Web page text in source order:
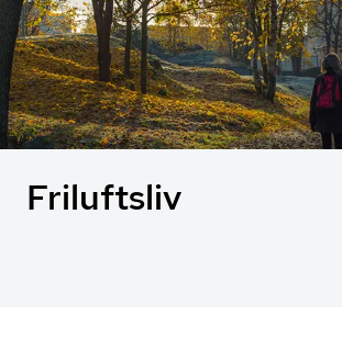
Friluftsliv